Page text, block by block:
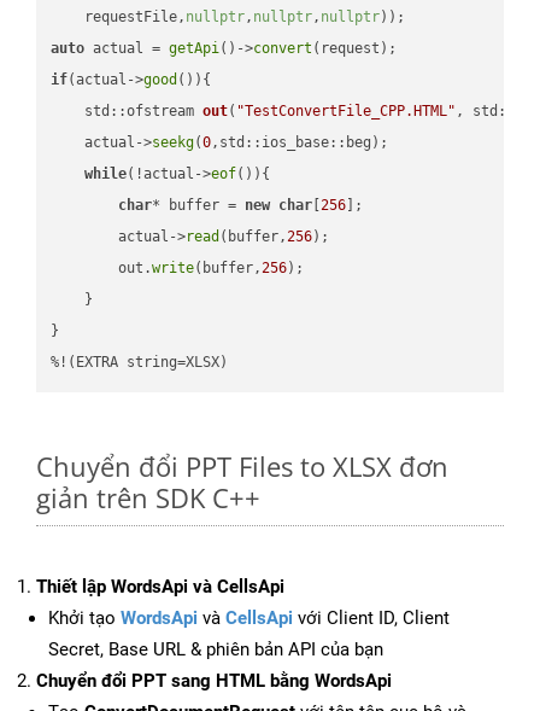
    requestFile,
nullptr, nullptr, nullptr))
auto actual = getApi()->convert
if(actual->good ()){
std::ofstream out( "TestConvertFile_CPP.HTML" ,
    actual->
seekg(0,std::ios_base::beg);
while(!actual->eof()){
char* buffer = new char [256 ];
        actual->
read (buffer,256);
        out.
write(buffer,256);
    }
}
%!(EXTRA string=XLSX)
Chuyển đổi PPT Files to XLSX đơn
giản trên SDK C++
Thiết lập WordsApi và CellsApi
Khởi tạo WordsApi và CellsApi với Client ID, Client
Secret, Base URL & phiên bản API của bạn
Chuyển đổi PPT sang HTML bằng WordsApi